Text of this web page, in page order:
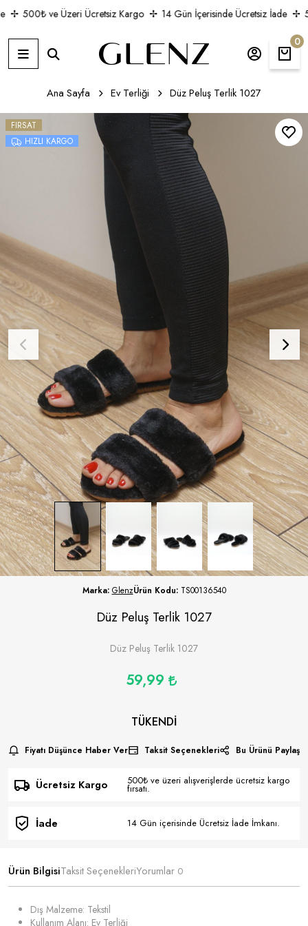
500₺ ve Üzeri Ücretsiz Kargo 14 Gün İçerisinde Ücretsiz İade
0
Ana Sayfa Ev Terliği Düz Peluş Terlik 1027
FIRSAT
HIZLI KARGO
Marka: GlenzÜrün Kodu: TS00136540
Düz Peluş Terlik 1027
Düz Peluş Terlik 1027
59,99
TÜKENDI
Fiyatı Düşünce Haber Ver Taksit Seçenekleri Bu Ürünü Paylaş
Ücretsiz Kargo 500₺ ve üzeri alışverişlerde ücretsiz kargo
fırsatı.
İade 14 Gün içerisinde Ücretsiz İade İmkanı.
Ürün BilgisiTaksit SeçenekleriYorumlar 0
Dış Malzeme: Tekstil
Kullanım Alanı: Ev Terliği